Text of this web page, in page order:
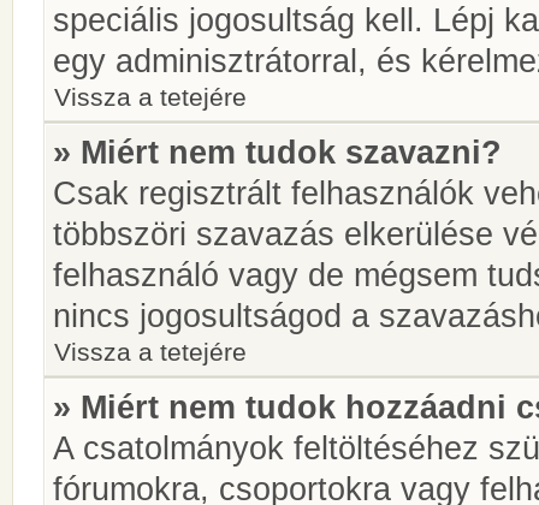
speciális jogosultság kell. Lépj
egy adminisztrátorral, és
Vissza a tetejére
» Miért nem tudok szavazni?
Csak regisztrált felhasználók
többszöri szavazás elkerülése
felhasználó vagy de mégsem
nincs jogosultságod a
Vissza a tetejére
» Miért nem tudok hozzáadni
A csatolmányok feltöltéséhez
fórumokra, csoportokra vagy